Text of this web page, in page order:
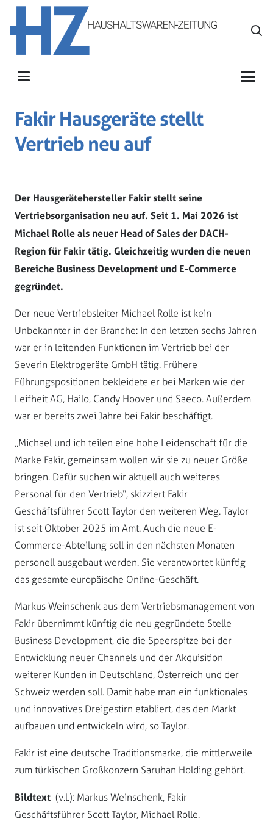
Fakir Hausgeräte stellt
Vertrieb neu auf
Der Hausgerätehersteller Fakir stellt seine
Vertriebsorganisation neu auf. Seit 1. Mai 2026 ist
Michael Rolle als neuer Head of Sales der DACH-
Region für Fakir tätig. Gleichzeitig wurden die neuen
Bereiche Business Development und E-Commerce
gegründet.
Der neue Vertriebsleiter Michael Rolle ist kein
Unbekannter in der Branche: In den letzten sechs Jahren
war er in leitenden Funktionen im Vertrieb bei der
Severin Elektrogeräte GmbH tätig. Frühere
Führungspositionen bekleidete er bei Marken wie der
Leifheit AG, Hailo, Candy Hoover und Saeco. Außerdem
war er bereits zwei Jahre bei Fakir beschäftigt.
„Michael und ich teilen eine hohe Leidenschaft für die
Marke Fakir, gemeinsam wollen wir sie zu neuer Größe
bringen. Dafür suchen wir aktuell auch weiteres
Personal für den Vertrieb“, skizziert Fakir
Geschäftsführer Scott Taylor den weiteren Weg. Taylor
ist seit Oktober 2025 im Amt. Auch die neue E-
Commerce-Abteilung soll in den nächsten Monaten
personell ausgebaut werden. Sie verantwortet künftig
das gesamte europäische Online-Geschäft.
Markus Weinschenk aus dem Vertriebsmanagement von
Fakir übernimmt künftig die neu gegründete Stelle
Business Development, die die Speerspitze bei der
Entwicklung neuer Channels und der Akquisition
weiterer Kunden in Deutschland, Österreich und der
Schweiz werden soll. Damit habe man ein funktionales
und innovatives Dreigestirn etabliert, das den Markt
aufbauen und entwickeln wird, so Taylor.
Fakir ist eine deutsche Traditionsmarke, die mittlerweile
zum türkischen Großkonzern Saruhan Holding gehört.
Bildtext (v.l.): Markus Weinschenk, Fakir
Geschäftsführer Scott Taylor, Michael Rolle.